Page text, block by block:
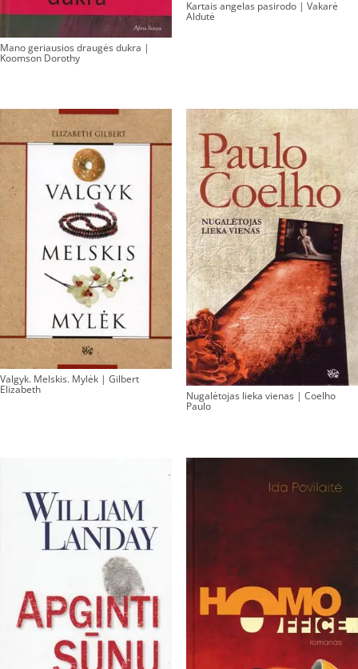
Mano geriausios draugės dukra |
Koomson Dorothy
Kartais angelas pasirodo | Vakarė
Aldutė
Valgyk. Melskis. Mylėk | Gilbert
Elizabeth
Nugalėtojas lieka vienas | Coelho
Paulo